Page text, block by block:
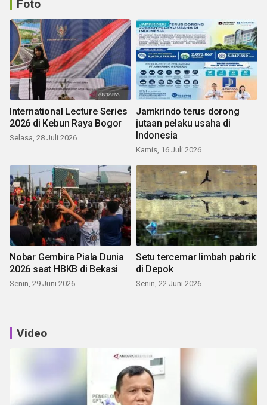
Foto
International Lecture Series
2026 di Kebun Raya Bogor
Selasa, 28 Juli 2026
Jamkrindo terus dorong
jutaan pelaku usaha di
Indonesia
Kamis, 16 Juli 2026
Nobar Gembira Piala Dunia
2026 saat HBKB di Bekasi
Senin, 29 Juni 2026
Setu tercemar limbah pabrik
di Depok
Senin, 22 Juni 2026
Video